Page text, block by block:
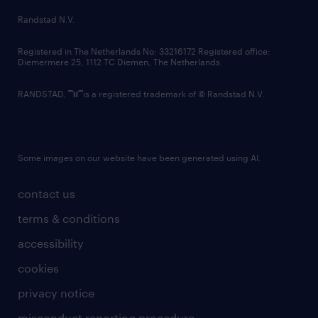
country websites
contact us
terms & conditions
accessibility
cookies
privacy notice
Randstad N.V.
Registered in The Netherlands No: 33216172 Registered office:
Diemermere 25, 1112 TC Diemen, The Netherlands.
RANDSTAD, is a registered trademark of © Randstad N.V.
Some images on our website have been generated using AI.